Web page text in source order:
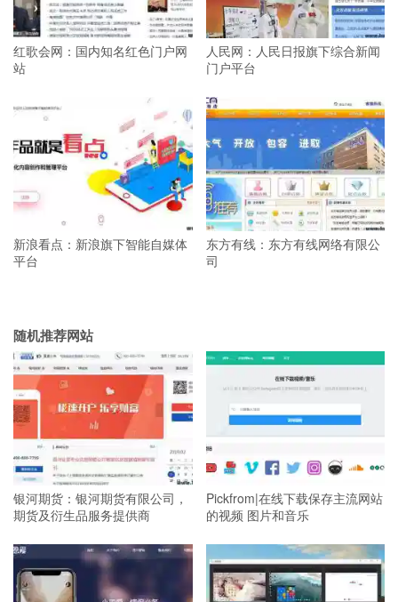
红歌会网：国内知名红色门户网
站
人民网：人民日报旗下综合新闻
门户平台
新浪看点：新浪旗下智能自媒体
平台
东方有线：东方有线网络有限公
司
随机推荐网站
银河期货：银河期货有限公司，
期货及衍生品服务提供商
Pickfrom|在线下载保存主流网站
的视频 图片和音乐